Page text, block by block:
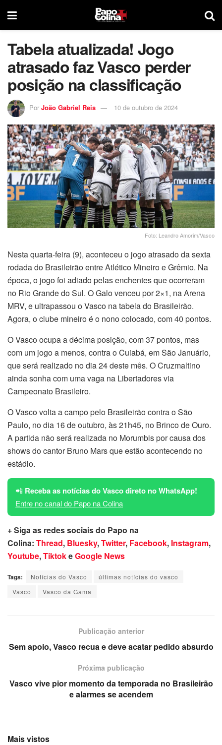
Tabela atualizada! Jogo
atrasado faz Vasco perder
posição na classificação
Por João Gabriel Reis 10 de outubro de 2024
Foto: Leandro Amorim/Vasco
Nesta quarta-feira (9), aconteceu o jogo atrasado da sexta
rodada do Brasileirão entre Atlético Mineiro e Grêmio. Na
época, o jogo foi adiado pelas enchentes que ocorreram
no Rio Grande do Sul. O Galo venceu por 2×1, na Arena
MRV, e ultrapassou o Vasco na tabela do Brasileirão.
Agora, o clube mineiro é o nono colocado, com 40 pontos.
O Vasco ocupa a décima posição, com 37 pontos, mas
com um jogo a menos, contra o Cuiabá, em São Januário,
que será realizado no dia 24 deste mês. O Cruzmaltino
ainda sonha com uma vaga na Libertadores via
Campeonato Brasileiro.
O Vasco volta a campo pelo Brasileirão contra o São
Paulo, no dia 16 de outubro, às 21h45, no Brinco de Ouro.
A partida não será realizada no Morumbis por causa dos
shows do cantor Bruno Mars que estão acontecendo no
estádio.
📲 Receba as notícias do Vasco direto no WhatsApp!
Entre no canal do Papo na Colina
+ Siga as redes sociais do Papo na
Colina: Thread, Bluesky,Twitter, Facebook, Instagram,
Youtube,TiktokeGoogle News
Tags: Notícias do Vasco
últimas notícias do vasco
Vasco
Vasco da Gama
Publicação anterior
Sem apoio, Vasco recua e deve acatar pedido absurdo
Próxima publicação
Vasco vive pior momento da temporada no Brasileirão
e alarmes se acendem
Mais vistos